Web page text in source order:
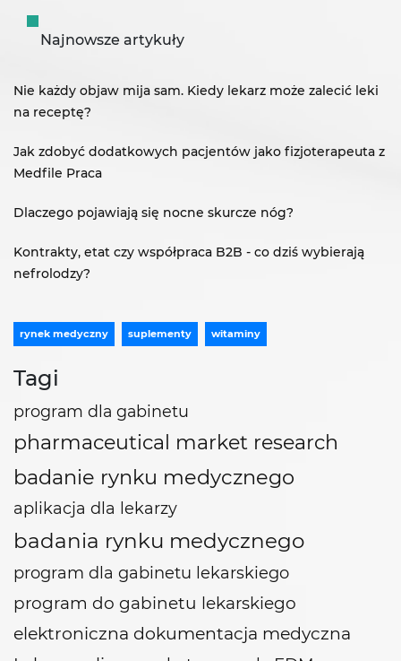
Najnowsze artykuły
Nie każdy objaw mija sam. Kiedy lekarz może zalecić leki
na receptę?
Jak zdobyć dodatkowych pacjentów jako fizjoterapeuta z
Medfile Praca
Dlaczego pojawiają się nocne skurcze nóg?
Kontrakty, etat czy współpraca B2B - co dziś wybierają
nefrolodzy?
rynek medyczny suplementy witaminy
Tagi
program dla gabinetu
pharmaceutical market research
badanie rynku medycznego
aplikacja dla lekarzy
badania rynku medycznego
program dla gabinetu lekarskiego
program do gabinetu lekarskiego
elektroniczna dokumentacja medyczna